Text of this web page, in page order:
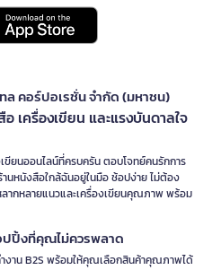
ล คอร์ปอเรชั่น จำกัด (มหาชน)
เครื่องเขียน และแรงบันดาลใจ
ขียนออนไลน์ที่ครบครัน ตอบโจทย์คนรักการ
นหนังสือใกล้ฉันอยู่ในมือ ช้อปง่าย ไม่ต้อง
ากหลายแนวและเครื่องเขียนคุณภาพ พร้อม
ปปิ้งที่คุณไม่ควรพลาด
งาน B2S พร้อมให้คุณเลือกสินค้าคุณภาพได้